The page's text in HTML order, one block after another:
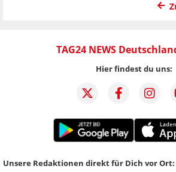
TAG24 NEWS
Hier findest du uns:
Unsere Redaktionen direkt für Dich vor Ort: